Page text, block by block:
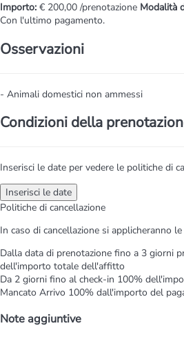
Importo: € 200,00 /prenotazione Modalità
Con l'ultimo pagamento.
Osservazioni
- Animali domestici non ammessi
Condizioni della
Inserisci le date per vedere le politiche di
Inserisci le date
Politiche di cancellazione
In caso di cancellazione si applicheranno
Dalla data di prenotazione fino a 3 giorni
dell'importo totale dell'affitto
Da 2 giorni fino al check-in 100%
Mancato Arrivo 100% dall'importo del
Note aggiuntive